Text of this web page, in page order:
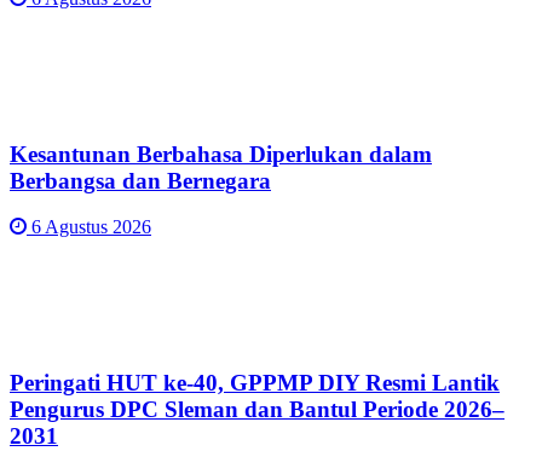
Kesantunan Berbahasa Diperlukan dalam
Berbangsa dan Bernegara
6 Agustus 2026
Peringati HUT ke-40, GPPMP DIY Resmi Lantik
Pengurus DPC Sleman dan Bantul Periode 2026–
2031